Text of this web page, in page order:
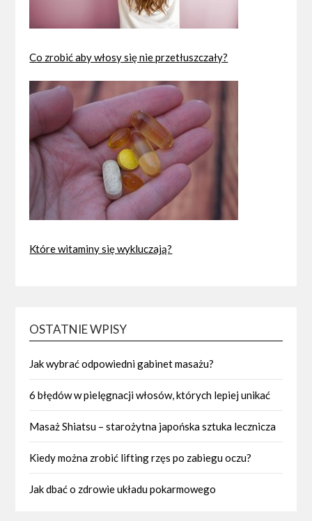
Co zrobić aby włosy się nie przetłuszczały?
Które witaminy się wykluczają?
OSTATNIE WPISY
Jak wybrać odpowiedni gabinet masażu?
6 błędów w pielęgnacji włosów, których lepiej unikać
Masaż Shiatsu – starożytna japońska sztuka lecznicza
Kiedy można zrobić lifting rzęs po zabiegu oczu?
Jak dbać o zdrowie układu pokarmowego